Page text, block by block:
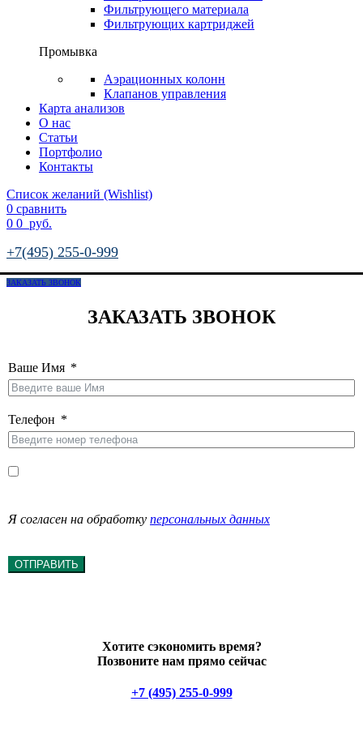
Фильтрующего материала
Фильтрующих картриджей
Промывка
Аэрационных колонн
Клапанов управления
Карта анализов
О нас
Статьи
Портфолио
Контакты
Список желаний (Wishlist)
0 сравнить
0 0 руб.
+7(495) 255-0-999
ЗАКАЗАТЬ ЗВОНОК
ЗАКАЗАТЬ ЗВОНОК
Ваше Имя
Телефон
Я согласен на обработку персональных данных
ОТПРАВИТЬ
Хотите сэкономить время?
Позвоните нам прямо сейчас
+7 (495) 255-0-999